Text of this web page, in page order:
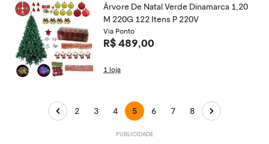
Árvore De Natal Verde Dinamarca 1,20
M 220G 122 Itens P 220V
Via Ponto
R$ 489,00
1 loja
2 3 4 5 6 7 8